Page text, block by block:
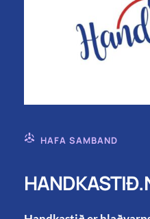
HAFA SAMBAND